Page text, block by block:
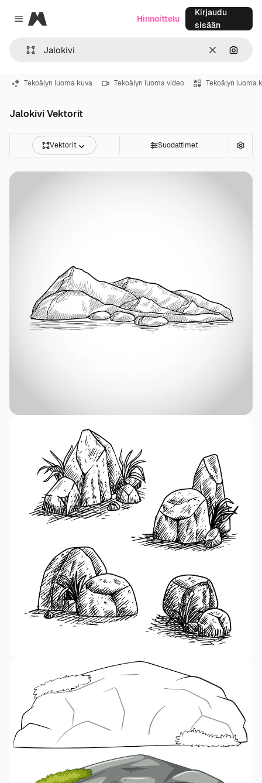
Close menu
Magnific
SelkeäHae
Hinnoittelu
Kirjaudu
sisään
Tekoälyn luoma kuva Tekoälyn luoma video Tekoälyn luoma
Jalokivi Vektorit
Vektorit Suodattimet